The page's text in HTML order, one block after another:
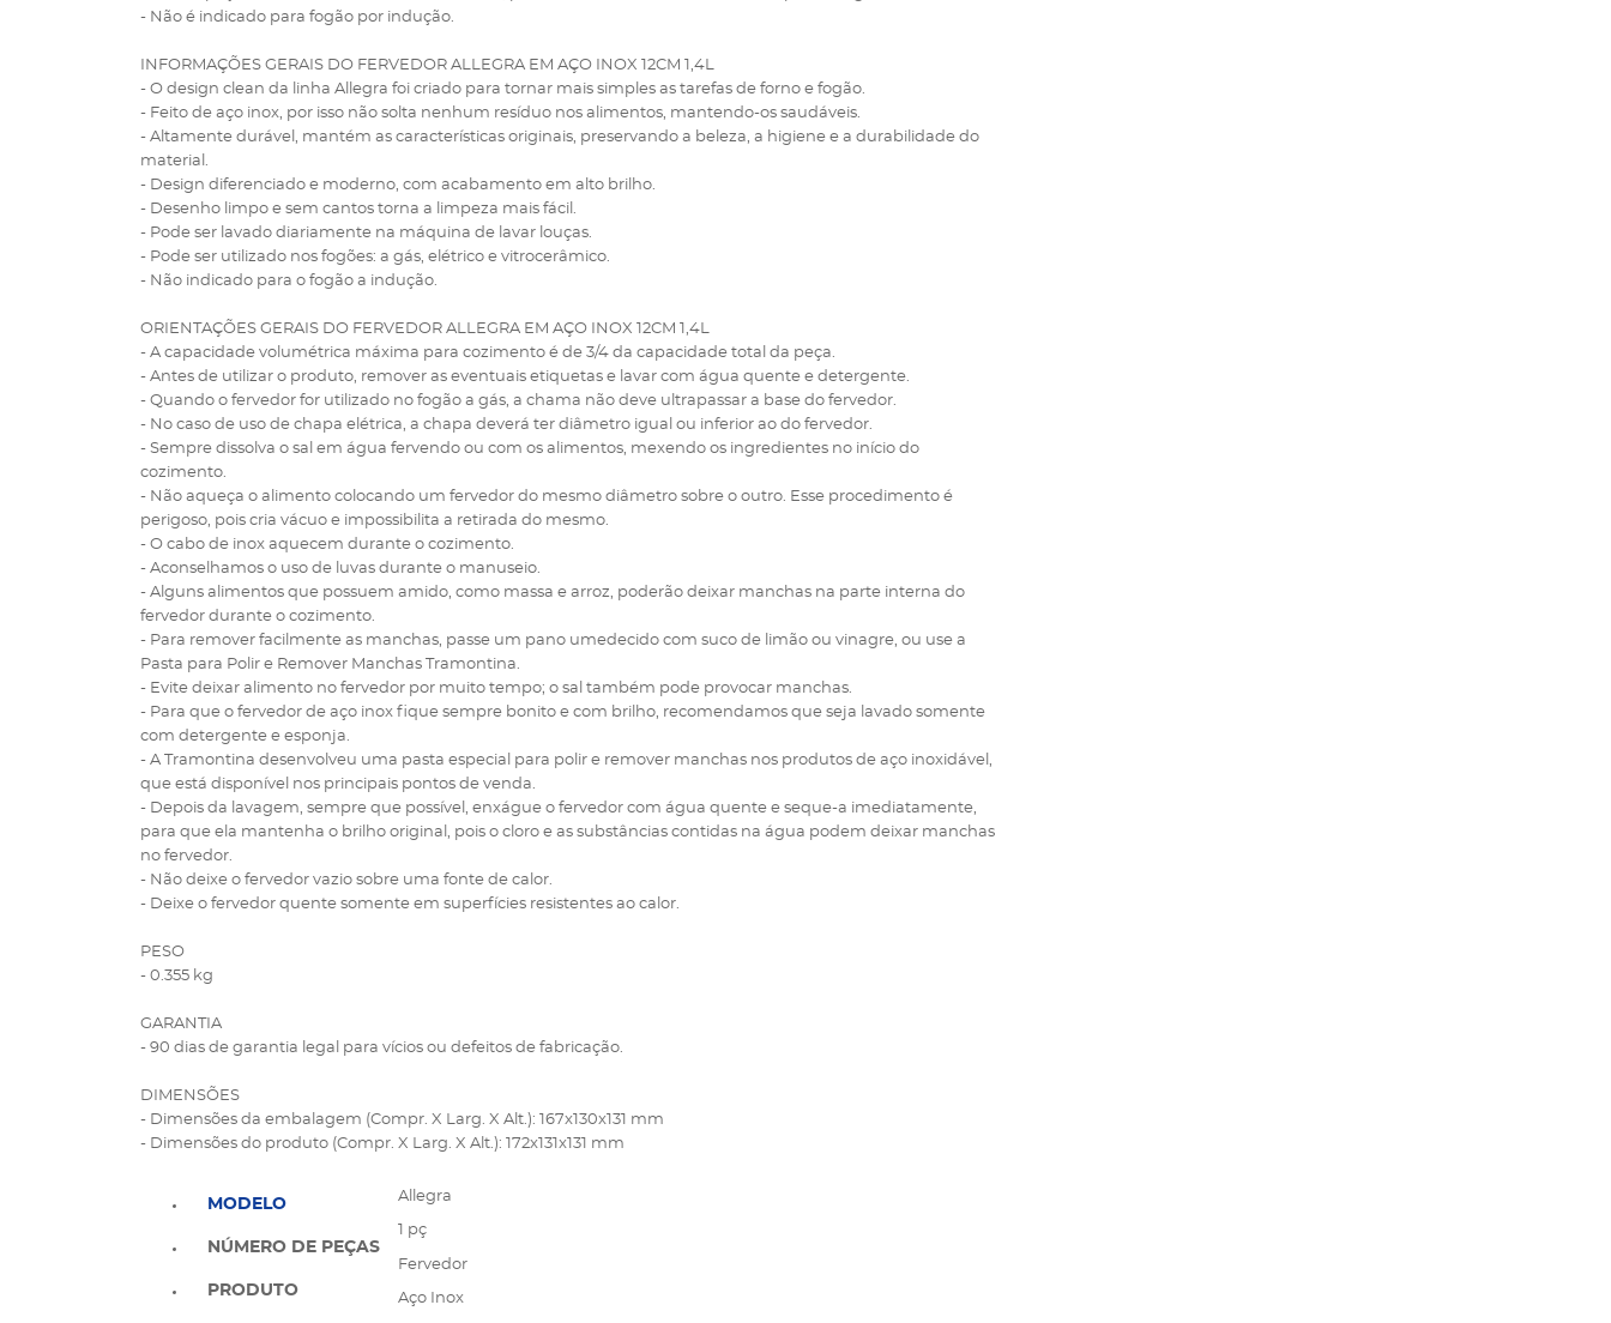
- Não é indicado para fogão por indução.
INFORMAÇÕES GERAIS DO FERVEDOR ALLEGRA EM AÇO INOX 12CM 1,4L
- O design clean da linha Allegra foi criado para tornar mais simples as tarefas de forno e fogão.
- Feito de aço inox, por isso não solta nenhum resíduo nos alimentos, mantendo-os saudáveis.
- Altamente durável, mantém as características originais, preservando a beleza, a higiene e a durabilidade do
material.
- Design diferenciado e moderno, com acabamento em alto brilho.
- Desenho limpo e sem cantos torna a limpeza mais fácil.
- Pode ser lavado diariamente na máquina de lavar louças.
- Pode ser utilizado nos fogões: a gás, elétrico e vitrocerâmico.
- Não indicado para o fogão a indução.
ORIENTAÇÕES GERAIS DO FERVEDOR ALLEGRA EM AÇO INOX 12CM 1,4L
- A capacidade volumétrica máxima para cozimento é de 3/4 da capacidade total da peça.
- Antes de utilizar o produto, remover as eventuais etiquetas e lavar com água quente e detergente.
- Quando o fervedor for utilizado no fogão a gás, a chama não deve ultrapassar a base do fervedor.
- No caso de uso de chapa elétrica, a chapa deverá ter diâmetro igual ou inferior ao do fervedor.
- Sempre dissolva o sal em água fervendo ou com os alimentos, mexendo os ingredientes no início do
cozimento.
- Não aqueça o alimento colocando um fervedor do mesmo diâmetro sobre o outro. Esse procedimento é
perigoso, pois cria vácuo e impossibilita a retirada do mesmo.
- O cabo de inox aquecem durante o cozimento.
- Aconselhamos o uso de luvas durante o manuseio.
- Alguns alimentos que possuem amido, como massa e arroz, poderão deixar manchas na parte interna do
fervedor durante o cozimento.
- Para remover facilmente as manchas, passe um pano umedecido com suco de limão ou vinagre, ou use a
Pasta para Polir e Remover Manchas Tramontina.
- Evite deixar alimento no fervedor por muito tempo; o sal também pode provocar manchas.
- Para que o fervedor de aço inox fique sempre bonito e com brilho, recomendamos que seja lavado somente
com detergente e esponja.
- A Tramontina desenvolveu uma pasta especial para polir e remover manchas nos produtos de aço inoxidável,
que está disponível nos principais pontos de venda.
- Depois da lavagem, sempre que possível, enxágue o fervedor com água quente e seque-a imediatamente,
para que ela mantenha o brilho original, pois o cloro e as substâncias contidas na água podem deixar manchas
no fervedor.
- Não deixe o fervedor vazio sobre uma fonte de calor.
- Deixe o fervedor quente somente em superfícies resistentes ao calor.
PESO
- 0.355 kg
GARANTIA
- 90 dias de garantia legal para vícios ou defeitos de fabricação.
DIMENSÕES
- Dimensões da embalagem (Compr. X Larg. X Alt.): 167x130x131 mm
- Dimensões do produto (Compr. X Larg. X Alt.): 172x131x131 mm
MODELO
NÚMERO DE PEÇAS
PRODUTO
Allegra
1 pç
Fervedor
Aço Inox